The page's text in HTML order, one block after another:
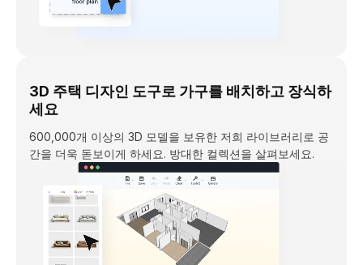
3D 주택 디자인 도구로 가구를 배치하고 장식하
세요
600,000개 이상의 3D 모델을 보유한 저희 라이브러리로 공
간을 더욱 돋보이게 하세요. 방대한 컬렉션을 살펴보세요.